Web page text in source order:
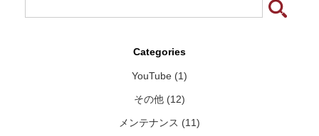
Categories
YouTube (1)
その他 (12)
メンテナンス (11)